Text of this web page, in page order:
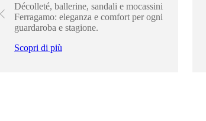
Décolleté, ballerine, sandali e mocassini
Ferragamo: eleganza e comfort per ogni
guardaroba e stagione.
Scopri di più